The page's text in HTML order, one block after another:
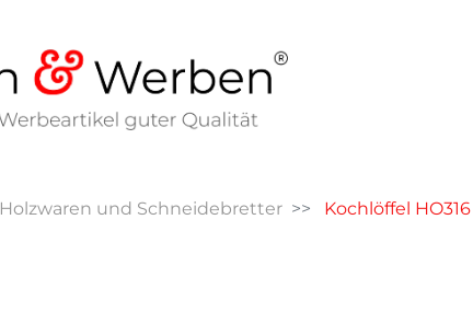
Holzwaren und Schneidebretter Kochlöffel HO316